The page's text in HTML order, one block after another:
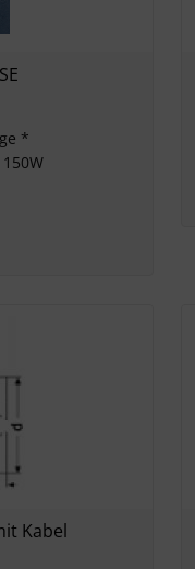
*
Kabel